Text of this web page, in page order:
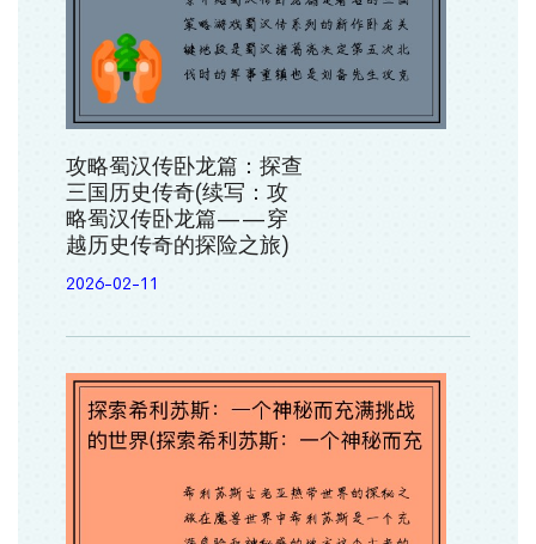
攻略蜀汉传卧龙篇：探查
三国历史传奇(续写：攻
略蜀汉传卧龙篇——穿
越历史传奇的探险之旅)
2026-02-11